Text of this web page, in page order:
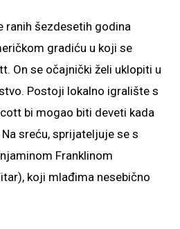
ranih šezdesetih godina
gradiću u koji se
On se očajnički želi uklopiti u
Postoji lokalno igralište s
bi mogao biti deveti kada
sreću, sprijateljuje se s
Franklinom
koji mlađima nesebično